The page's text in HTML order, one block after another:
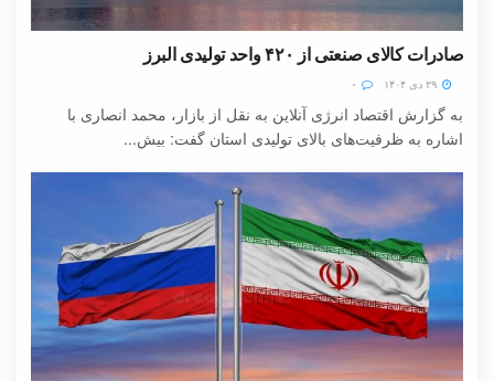
صادرات کالای صنعتی از ۴۲۰ واحد تولیدی البرز
به گزارش اقتصاد انرژی آنلاین به نقل از بازار، محمد انصاری با
اشاره به ظرفیت‌های بالای تولیدی استان گفت: بیش...